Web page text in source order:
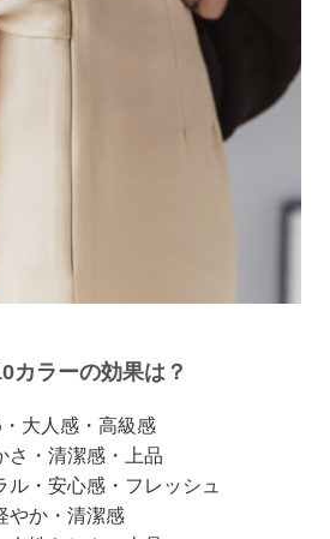
カラーの効果は？
大人感・高級感
・清潔感・上品
・安心感・フレッシュ
やか・清潔感